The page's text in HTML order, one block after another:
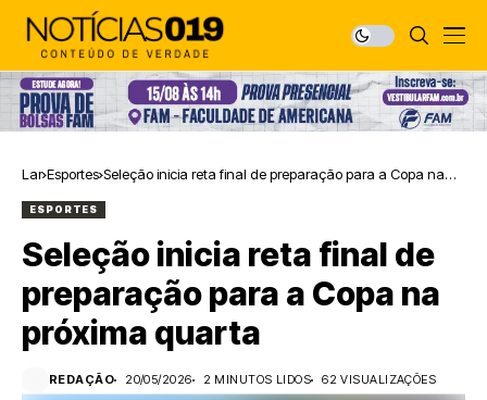
Lar Esportes Seleção inicia reta final de preparação para a Copa na
ESPORTES
Seleção inicia reta final de
preparação para a Copa na
próxima quarta
REDAÇÃO 20/05/2026 2 MINUTOS LIDOS 62 VISUALIZAÇÕES